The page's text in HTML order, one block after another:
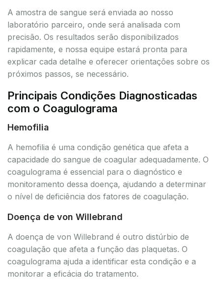
A amostra de sangue será enviada ao nosso
laboratório parceiro, onde será analisada com
precisão. Os resultados serão disponibilizados
rapidamente, e nossa equipe estará pronta para
explicar cada detalhe e oferecer orientações sobre os
próximos passos, se necessário.
Principais Condições Diagnosticadas
com o Coagulograma
Hemofilia
A hemofilia é uma condição genética que afeta a
capacidade do sangue de coagular adequadamente. O
coagulograma é essencial para o diagnóstico e
monitoramento dessa doença, ajudando a determinar
o nível de deficiência dos fatores de coagulação.
Doença de von Willebrand
A doença de von Willebrand é outro distúrbio de
coagulação que afeta a função das plaquetas. O
coagulograma ajuda a identificar esta condição e a
monitorar a eficácia do tratamento.